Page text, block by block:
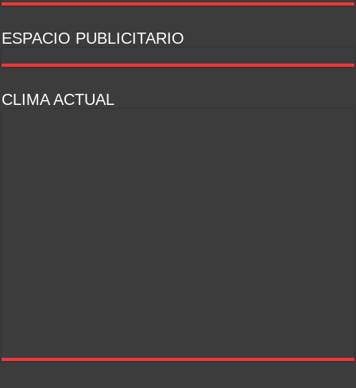
ESPACIO PUBLICITARIO
CLIMA ACTUAL